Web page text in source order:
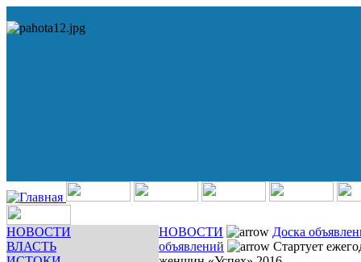
НОВОСТИ
ВЛАСТЬ
НОВОСТИ
Доска
объявлений
Стартует